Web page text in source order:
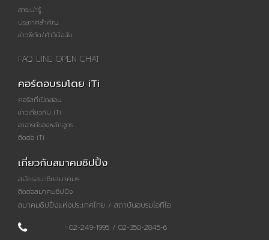
สาระน่ารู้
ประกาศสำคัญ
ข่าวพิกัด/คำวินิจฉัย
FAQ LINE OPEN CHAT
คอร์ดอบรมโดย iTi
คอร์สที่เปิดสอน
ข่าวเกี่ยวกับ iTi
อาจารย์ของหลักสูตร
ติดต่อ iTi
เกี่ยวกับสมาคมชิปปิ้ง
สมัครสมาชิกสมาคมฯ
ติดต่อสมาคมชิปปิ้ง
สมาคมชิปปิ้งแห่งประเทศไทย / สถาบันอบรมไอทีไอ
: 02-249-1995 / 02-350-2845-6